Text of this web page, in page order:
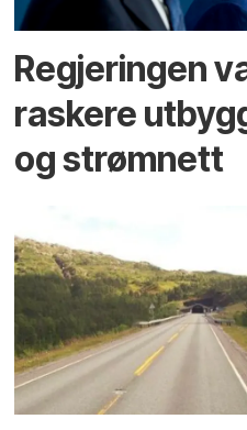
Regjeringen
raskere
og strømnett